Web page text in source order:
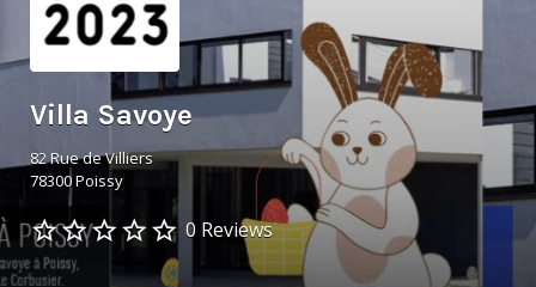
Villa Savoye
82 Rue de Villiers
78300 Poissy
0 Reviews